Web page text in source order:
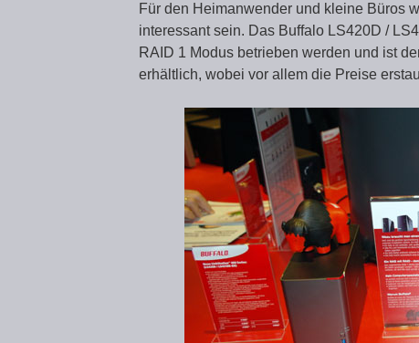
Für den Heimanwender und kleine Büros
interessant sein. Das Buffalo LS420D /
RAID 1 Modus betrieben werden und ist
erhältlich, wobei vor allem die Preise